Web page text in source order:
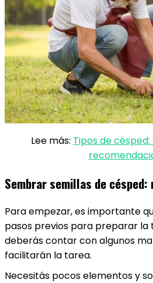
Lee más: Tipos de
Sembrar semillas de
Para empezar, es importante
pasos previos para preparar la
deberás contar con algunos
facilitarán la tarea.
Necesitás pocos elementos y